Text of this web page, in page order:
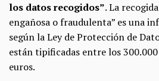
los datos recogidos”. La
engañosa o fraudulenta” es una
según la Ley de Protección de
están tipificadas entre los
euros.